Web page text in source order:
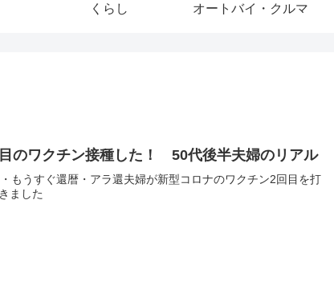
くらし オートバイ・クルマ
のワクチン接種した！ 50代後半夫婦のリアル
もうすぐ還暦・アラ還夫婦が新型コロナのワクチン2回目を打
ました